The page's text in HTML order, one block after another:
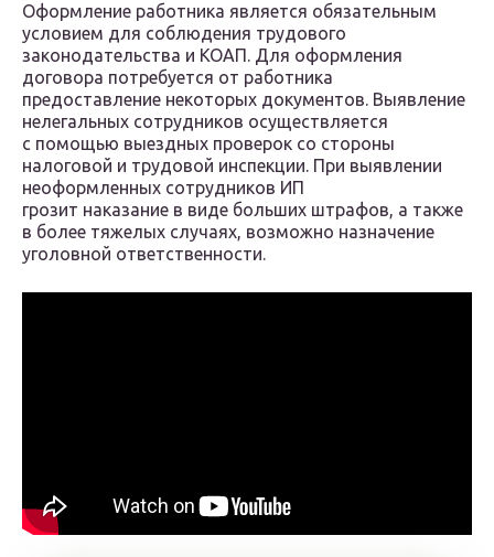
Оформление работника является обязательным
условием для соблюдения трудового
законодательства и КОАП. Для оформления
договора потребуется от работника
предоставление некоторых документов. Выявление
нелегальных сотрудников осуществляется
с помощью выездных проверок со стороны
налоговой и трудовой инспекции. При выявлении
неоформленных сотрудников ИП
грозит наказание в виде больших штрафов, а также
в более тяжелых случаях, возможно назначение
уголовной ответственности.